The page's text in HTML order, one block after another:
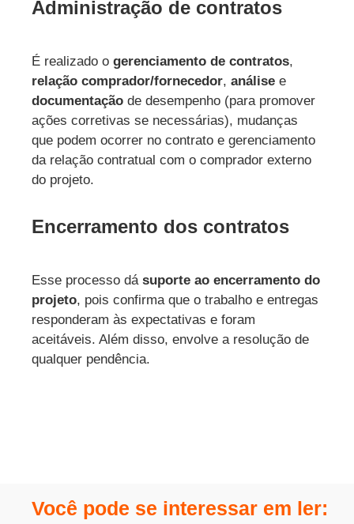
Administração de contratos
É realizado o gerenciamento de contratos,
relação comprador/fornecedor, análise e
documentação de desempenho (para promover
ações corretivas se necessárias), mudanças
que podem ocorrer no contrato e gerenciamento
da relação contratual com o comprador externo
do projeto.
Encerramento dos contratos
Esse processo dásuporte ao encerramento do
projeto, pois confirma que o trabalho e entregas
responderam às expectativas e foram
aceitáveis. Além disso, envolve a resolução de
qualquer pendência.
Você pode se interessar em ler: